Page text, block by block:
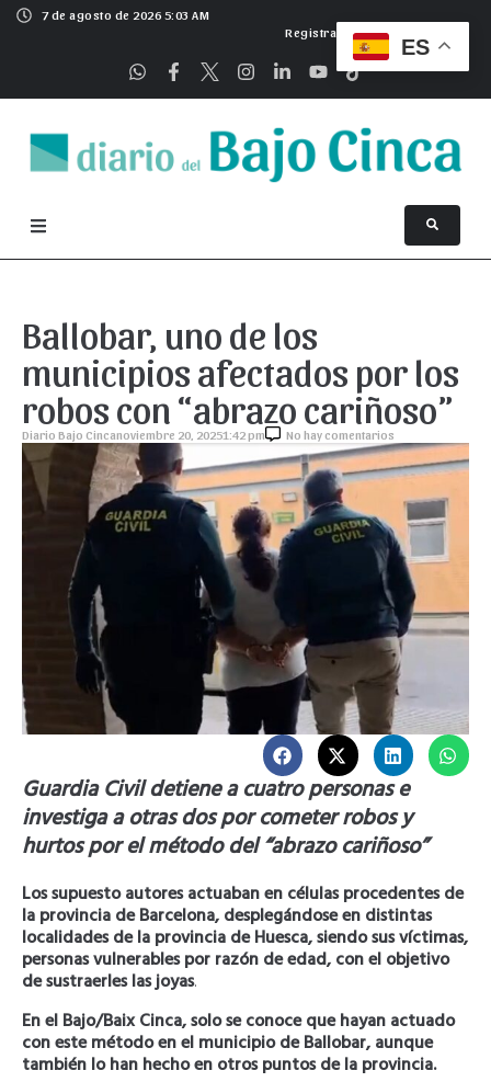
7 de agosto de 2026 5:03 AM
Registrarse
Ballobar, uno de los
municipios afectados por los
robos con “abrazo cariñoso”
Diario Bajo Cincanoviembre 20, 20251:42 pm No hay comentarios
Guardia Civil detiene a cuatro personas e
investiga a otras dos por cometer robos y
hurtos por el método del “abrazo cariñoso”
Los supuesto autores actuaban en células procedentes de
la provincia de Barcelona, desplegándose en distintas
localidades de la provincia de Huesca, siendo sus víctimas,
personas vulnerables por razón de edad, con el objetivo
de sustraerles las joyas.
En el Bajo/Baix Cinca, solo se conoce que hayan actuado
con este método en el municipio de Ballobar, aunque
también lo han hecho en otros puntos de la provincia.
ES